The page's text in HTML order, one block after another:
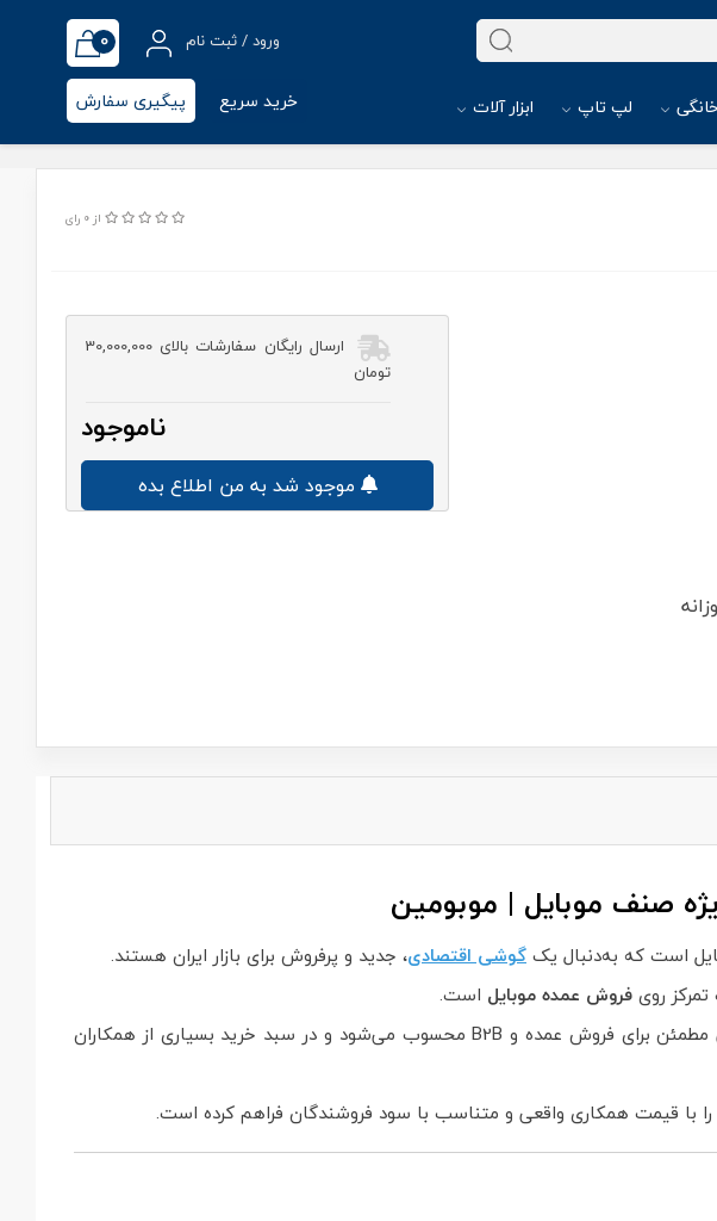
ورود / ثبت نام 0
لپ تاپ ابزار آلات خرید سریع پیگیری سفارش
از 0 رای
ارسال رایگان سفارشات بالای 30,000,000
تومان
ناموجود
است که به‌دنبال یکگوشی اقتصادی، جدید و پرفروش برای بازار ایران هستند.
رویفروش عمده موبایل است.
این مدل با توجه به قیمت مناسب، برند معتبر سامسونگ و نیاز بالای بازار به گوشی‌های اقتصادی، انتخابی مطمئن برای فروش عمده و B2B محسوب می‌شود و در سبد خرید بسیاری از همکاران
را با قیمت همکاری واقعی و متناسب با سود فروشندگان فراهم کرده است.